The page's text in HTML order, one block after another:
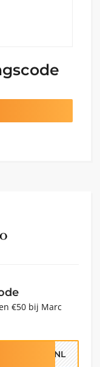
€50 bij Marc
ERNL